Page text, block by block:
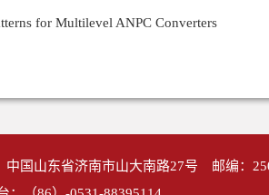
for Multilevel ANPC Converters
国山东省济南市山大南路27号 邮编：